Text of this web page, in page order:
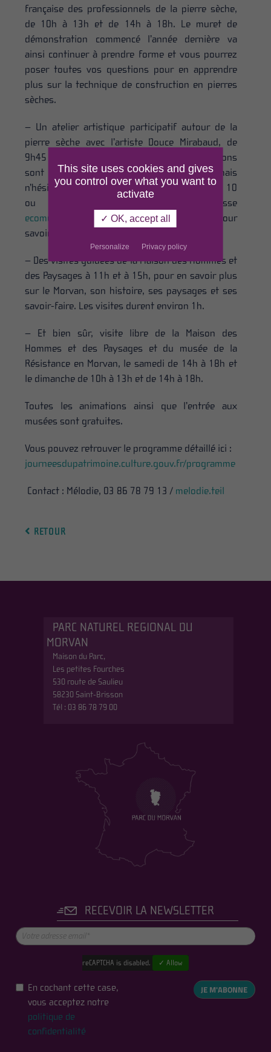
française des professionnels de la pierre sèche,
de 10h à 13h et de 14h à 18h. Le muret de
démonstration commencé l’année dernière va
ainsi continuer à prendre forme et vous pourrez
poser toutes vos questions pour en apprendre
plus sur la technique de construction en pierres
sèches.
– Un atelier artistique participatif autour de la
pierre sèche avec l’artiste Douce Mirabaud, de
9h45 à 13h15 et de 14h15 à 18h. Les inscriptions
sont closes depuis le 10 septembre, mais
n’hésitez pas à nous contacter au 03 86 78 79 10
ou à l’adresse
ecomuseedumorvan@parcdumorvan.org
pour
savoir s’il reste des places.
– Des visites guidées de la Maison des Hommes et
des Paysages à 11h et à 15h, pour en savoir plus
sur le Morvan, son histoire, ses paysages et ses
savoir-faire. Les visites durent environ 1h.
– Et bien sûr, visite libre de la Maison des
Hommes et des Paysages et du musée de la
Résistance en Morvan, le samedi de 14h à 18h et
le dimanche de 10h à 13h et de 14h à 18h.
Toutes les animations ainsi que l’entrée aux
musées sont gratuites.
Vous pouvez retrouver le programme détaillé ici :
journeesdupatrimoine.culture.gouv.fr/programme
Contact : Mélodie, 03 86 78 79 13 / melodie.teil
RETOUR
PARC NATUREL REGIONAL DU
MORVAN
Maison du Parc,
Les petites Fourches
530 route de Saulieu
58230 Saint-Brisson
Tél : 03 86 78 79 00
RECEVOIR LA NEWSLETTER
reCAPTCHA is disabled. ✓ Allow
En cochant cette case,
vous acceptez notre
politique de
confidentialité
JE M'ABONNE
This site uses cookies and gives
you control over what you want to
activate
✓ OK, accept all
Personalize Privacy policy